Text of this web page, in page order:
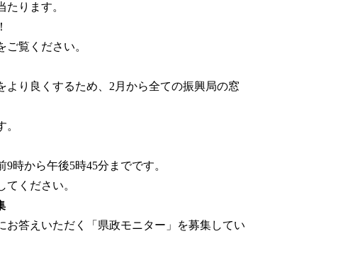
ります。
覧ください。
り良くするため、2月から全ての振興局の窓
時から午後5時45分までです。
ください。
答えいただく「県政モニター」を募集してい